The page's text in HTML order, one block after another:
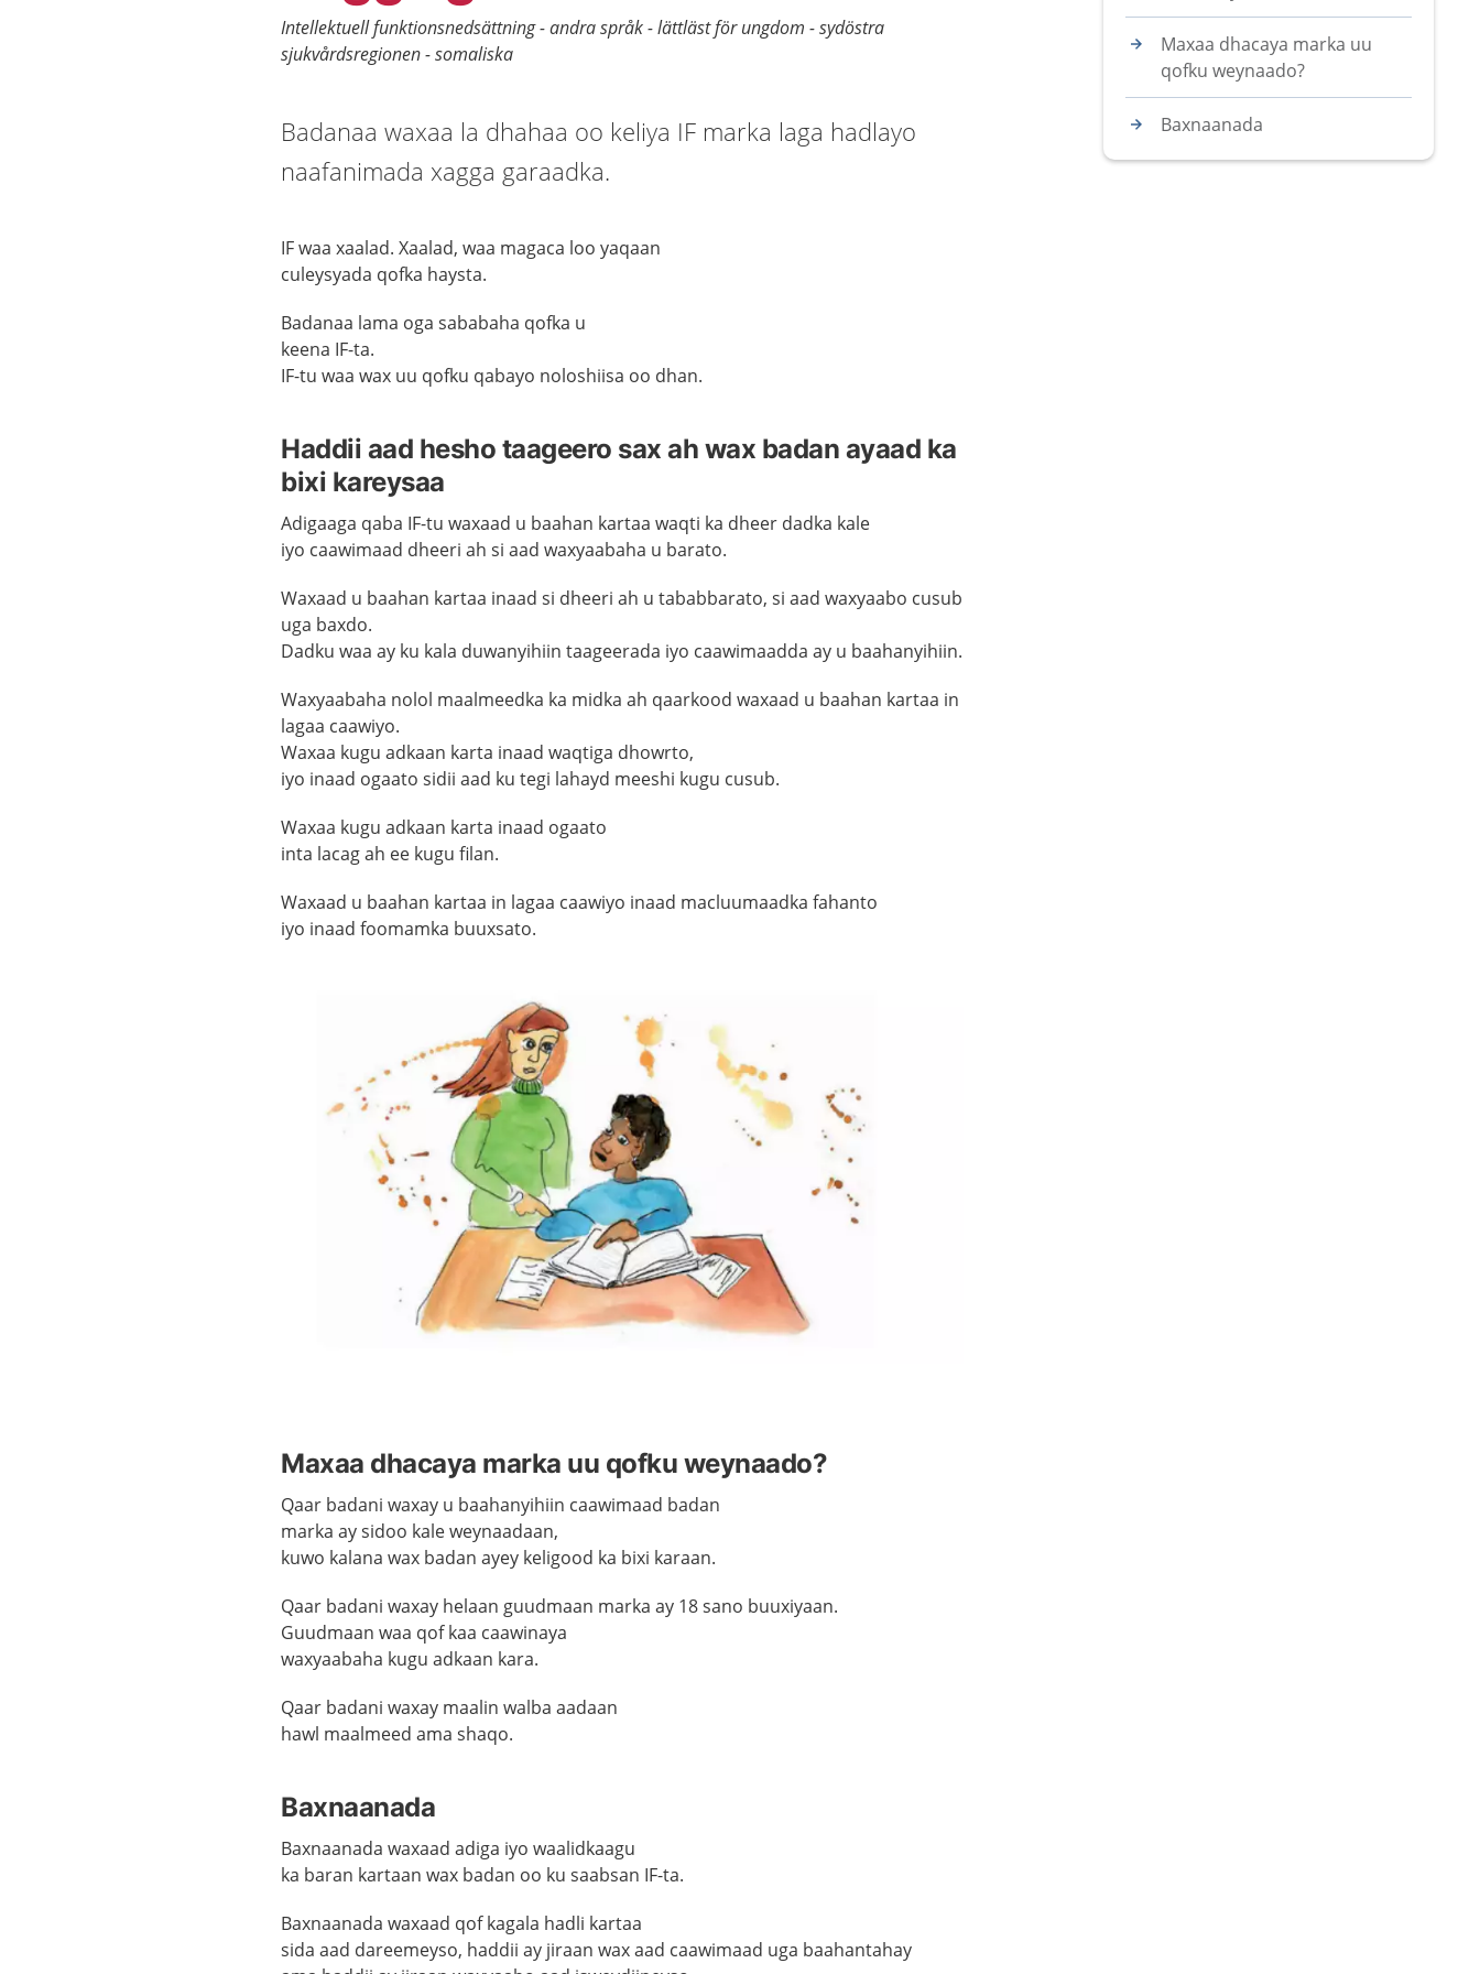
Intellektuell funktionsnedsättning - andra språk - lättläst för ungdom - sydöstra
sjukvårdsregionen - somaliska
Badanaa waxaa la dhahaa oo keliya IF marka laga hadlayo
naafanimada xagga garaadka.
IF waa xaalad. Xaalad, waa magaca loo yaqaan
culeysyada qofka haysta.
Badanaa lama oga sababaha qofka u
keena IF-ta.
IF-tu waa wax uu qofku qabayo noloshiisa oo dhan.
Haddii aad hesho taageero sax ah wax badan ayaad ka
bixi kareysaa
Adigaaga qaba IF-tu waxaad u baahan kartaa waqti ka dheer dadka kale
iyo caawimaad dheeri ah si aad waxyaabaha u barato.
Waxaad u baahan kartaa inaad si dheeri ah u tababbarato, si aad waxyaabo cusub
uga baxdo.
Dadku waa ay ku kala duwanyihiin taageerada iyo caawimaadda ay u baahanyihiin.
Waxyaabaha nolol maalmeedka ka midka ah qaarkood waxaad u baahan kartaa in
lagaa caawiyo.
Waxaa kugu adkaan karta inaad waqtiga dhowrto,
iyo inaad ogaato sidii aad ku tegi lahayd meeshi kugu cusub.
Waxaa kugu adkaan karta inaad ogaato
inta lacag ah ee kugu filan.
Waxaad u baahan kartaa in lagaa caawiyo inaad macluumaadka fahanto
iyo inaad foomamka buuxsato.
Maxaa dhacaya marka uu qofku weynaado?
Qaar badani waxay u baahanyihiin caawimaad badan
marka ay sidoo kale weynaadaan,
kuwo kalana wax badan ayey keligood ka bixi karaan.
Qaar badani waxay helaan guudmaan marka ay 18 sano buuxiyaan.
Guudmaan waa qof kaa caawinaya
waxyaabaha kugu adkaan kara.
Qaar badani waxay maalin walba aadaan
hawl maalmeed ama shaqo.
Baxnaanada
Baxnaanada waxaad adiga iyo waalidkaagu
ka baran kartaan wax badan oo ku saabsan IF-ta.
Baxnaanada waxaad qof kagala hadli kartaa
sida aad dareemeyso, haddii ay jiraan wax aad caawimaad uga baahantahay
Maxaa dhacaya marka uu
qofku weynaado?
Baxnaanada